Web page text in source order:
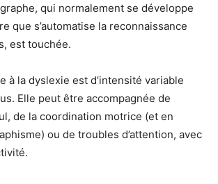
qui normalement se développe
que s’automatise la reconnaissance
est touchée.
à la dyslexie est d’intensité variable
Elle peut être accompagnée de
de la coordination motrice (et en
ou de troubles d’attention, avec